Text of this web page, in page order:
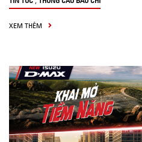
XEM THÊM